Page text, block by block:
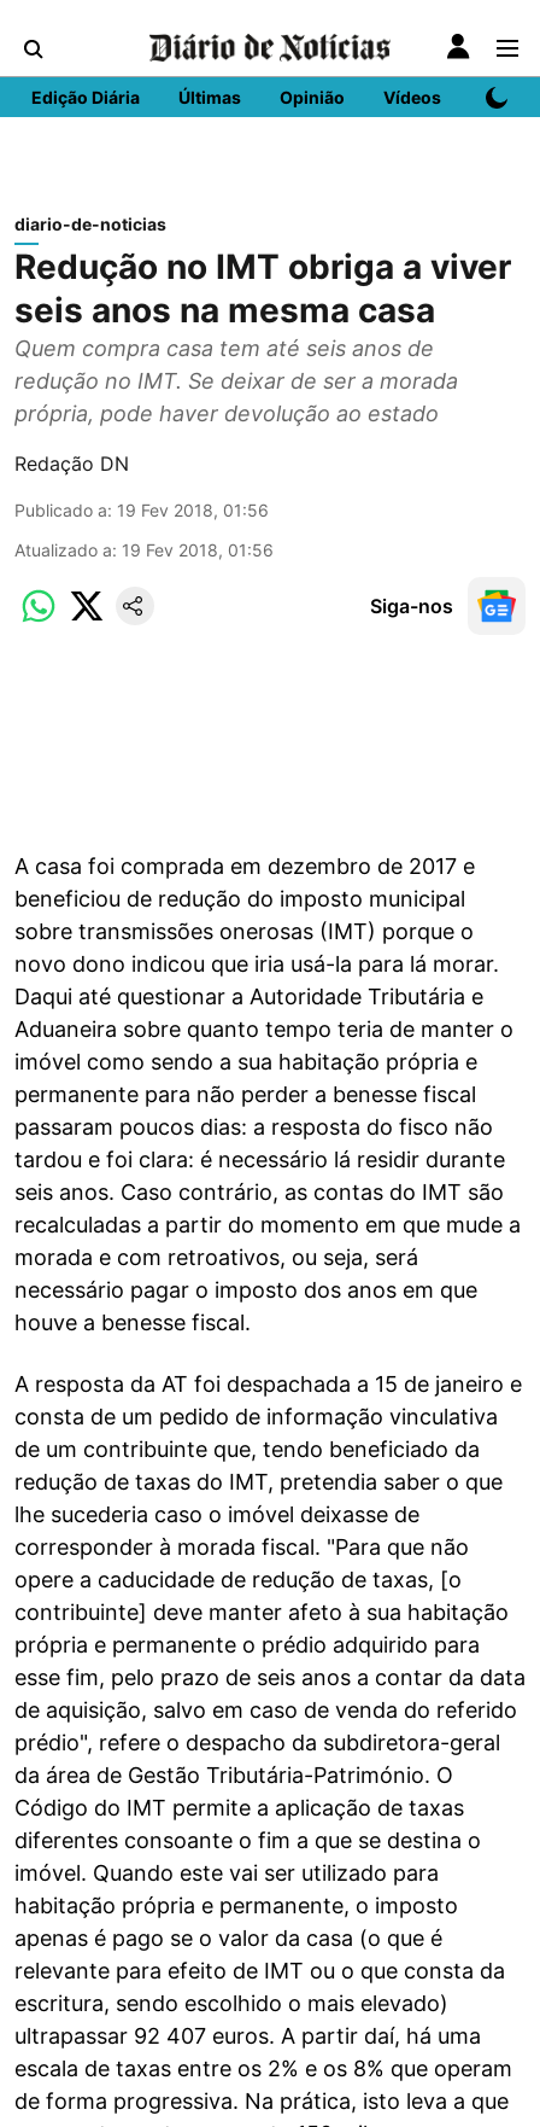
Edição Diária Últimas Opinião Vídeos DN
diario-de-noticias
Redução no IMT obriga a viver
seis anos na mesma casa
Quem compra casa tem até seis anos de
redução no IMT. Se deixar de ser a morada
própria, pode haver devolução ao estado
Redação DN
Publicado a: 19 Fev 2018, 01:56
Atualizado a: 19 Fev 2018, 01:56
Siga-nos
A casa foi comprada em dezembro de 2017 e
beneficiou de redução do imposto municipal
sobre transmissões onerosas (IMT) porque o
novo dono indicou que iria usá-la para lá morar.
Daqui até questionar a Autoridade Tributária e
Aduaneira sobre quanto tempo teria de manter o
imóvel como sendo a sua habitação própria e
permanente para não perder a benesse fiscal
passaram poucos dias: a resposta do fisco não
tardou e foi clara: é necessário lá residir durante
seis anos. Caso contrário, as contas do IMT são
recalculadas a partir do momento em que mude a
morada e com retroativos, ou seja, será
necessário pagar o imposto dos anos em que
houve a benesse fiscal.
A resposta da AT foi despachada a 15 de janeiro e
consta de um pedido de informação vinculativa
de um contribuinte que, tendo beneficiado da
redução de taxas do IMT, pretendia saber o que
lhe sucederia caso o imóvel deixasse de
corresponder à morada fiscal. "Para que não
opere a caducidade de redução de taxas, [o
contribuinte] deve manter afeto à sua habitação
própria e permanente o prédio adquirido para
esse fim, pelo prazo de seis anos a contar da data
de aquisição, salvo em caso de venda do referido
prédio", refere o despacho da subdiretora-geral
da área de Gestão Tributária-Património. O
Código do IMT permite a aplicação de taxas
diferentes consoante o fim a que se destina o
imóvel. Quando este vai ser utilizado para
habitação própria e permanente, o imposto
apenas é pago se o valor da casa (o que é
relevante para efeito de IMT ou o que consta da
escritura, sendo escolhido o mais elevado)
ultrapassar 92 407 euros. A partir daí, há uma
escala de taxas entre os 2% e os 8% que operam
de forma progressiva. Na prática, isto leva a que